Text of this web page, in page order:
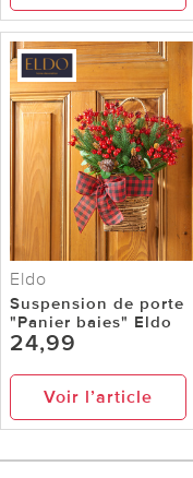
Eldo
Suspension de porte
"Panier baies" Eldo
24,99
Voir l’article